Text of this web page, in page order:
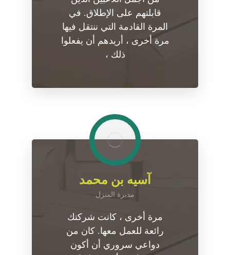
قابلتهم على الإطلاق. في
المرة القادمة التي ننتقل فيها
مرة أخرى ، أريدهم أن يفعلوا
ذلك ،
آسیه بن محمد
مدبرة المنزل
مرة أخرى ، كانت شركتك
رائعة للعمل معها. كان من
دواعي سروري أن أكون